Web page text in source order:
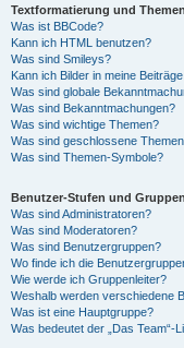
Textformatierung und
Was ist BBCode?
Kann ich HTML benutzen?
Was sind Smileys?
Kann ich Bilder in meine
Was sind globale
Was sind Bekanntmachungen?
Was sind wichtige Themen?
Was sind geschlossene
Was sind Themen-Symbole?
Benutzer-Stufen und Gruppen
Was sind Administratoren?
Was sind Moderatoren?
Was sind Benutzergruppen?
Wo finde ich die
Wie werde ich Gruppenleiter?
Weshalb werden verschiedene
Was ist eine Hauptgruppe?
Was bedeutet der „Das Team“-